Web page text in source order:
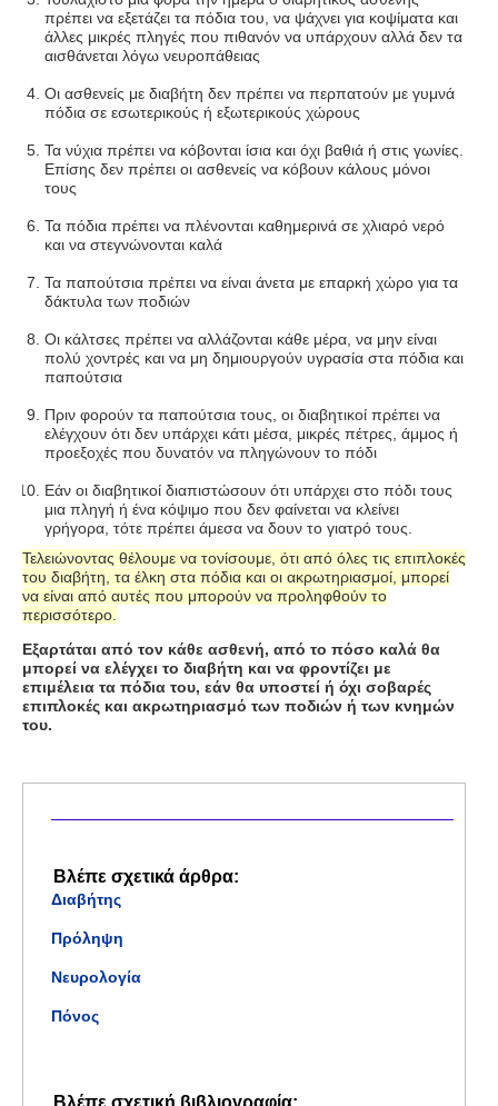
πρέπει να εξετάζει τα πόδια του, να ψάχνει για κοψίματα και
άλλες μικρές πληγές που πιθανόν να υπάρχουν αλλά δεν τα
αισθάνεται λόγω νευροπάθειας
Οι ασθενείς με διαβήτη δεν πρέπει να περπατούν με γυμνά
πόδια σε εσωτερικούς ή εξωτερικούς χώρους
Τα νύχια πρέπει να κόβονται ίσια και όχι βαθιά ή στις γωνίες.
Επίσης δεν πρέπει οι ασθενείς να κόβουν κάλους μόνοι
τους
Τα πόδια πρέπει να πλένονται καθημερινά σε χλιαρό νερό
και να στεγνώνονται καλά
Τα παπούτσια πρέπει να είναι άνετα με επαρκή χώρο για τα
δάκτυλα των ποδιών
Οι κάλτσες πρέπει να αλλάζονται κάθε μέρα, να μην είναι
πολύ χοντρές και να μη δημιουργούν υγρασία στα πόδια και
παπούτσια
Πριν φορούν τα παπούτσια τους, οι διαβητικοί πρέπει να
ελέγχουν ότι δεν υπάρχει κάτι μέσα, μικρές πέτρες, άμμος ή
προεξοχές που δυνατόν να πληγώνουν το πόδι
Εάν οι διαβητικοί διαπιστώσουν ότι υπάρχει στο πόδι τους
μια πληγή ή ένα κόψιμο που δεν φαίνεται να κλείνει
γρήγορα, τότε πρέπει άμεσα να δουν το γιατρό τους.
Τελειώνοντας θέλουμε να τονίσουμε, ότι από όλες τις επιπλοκές
του διαβήτη, τα έλκη στα πόδια και οι ακρωτηριασμοί, μπορεί
να είναι από αυτές που μπορούν να προληφθούν το
περισσότερο.
Εξαρτάται από τον κάθε ασθενή, από το πόσο καλά θα
μπορεί να ελέγχει το διαβήτη και να φροντίζει με
επιμέλεια τα πόδια του, εάν θα υποστεί ή όχι σοβαρές
επιπλοκές και ακρωτηριασμό των ποδιών ή των κνημών
του.
Βλέπε σχετικά άρθρα:
Διαβήτης
Πρόληψη
Νευρολογία
Πόνος
Βλέπε σχετική βιβλιογραφία: